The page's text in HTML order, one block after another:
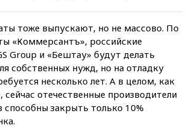
тоже выпускают, но не массово. По
«Коммерсантъ», российские
Group и «Бештау» будут делать
собственных нужд, но на отладку
несколько лет. А в целом, как
сейчас отечественные производители
способны закрыть только 10%